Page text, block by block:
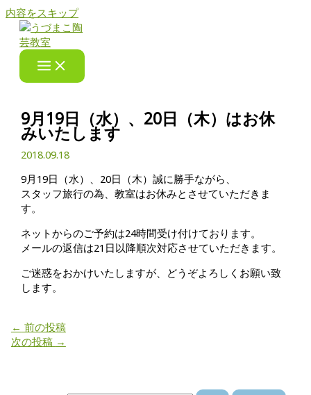
内容をスキップ
9月19日（水）、20日（木）はお休
みいたします
2018.09.18
9月19日（水）、20日（木）誠に勝手ながら、
スタッフ旅行の為、教室はお休みとさせていただきま
す。
ネットからのご予約は24時間受け付けております。
メールの返信は21日以降順次対応させていただきます。
ご迷惑をおかけいたしますが、どうぞよろしくお願い致
します。
← 前の投稿
次の投稿 →